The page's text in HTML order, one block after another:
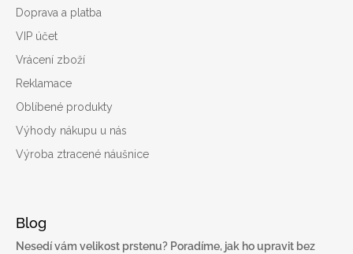
Doprava a platba
VIP účet
Vrácení zboží
Reklamace
Oblíbené produkty
Výhody nákupu u nás
Výroba ztracené náušnice
Blog
Nesedí vám velikost prstenu? Poradíme, jak ho upravit bez